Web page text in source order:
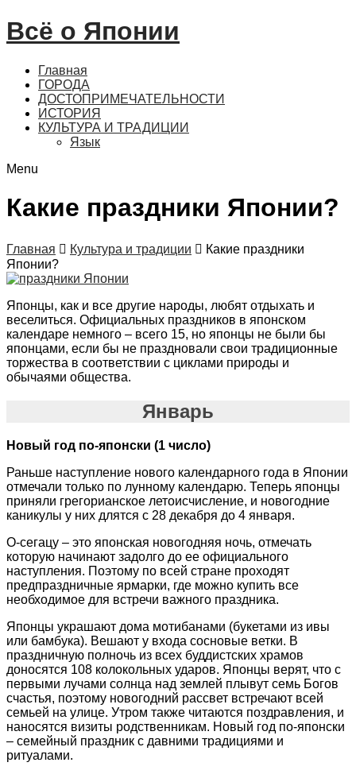
Всё о Японии
Главная
ГОРОДА
ДОСТОПРИМЕЧАТЕЛЬНОСТИ
ИСТОРИЯ
КУЛЬТУРА И ТРАДИЦИИ
Язык
Menu
Какие праздники Японии?
Главная  Культура и традиции  Какие праздники
Японии?
Японцы, как и все другие народы, любят отдыхать и
веселиться. Официальных праздников в японском
календаре немного – всего 15, но японцы не были бы
японцами, если бы не праздновали свои традиционные
торжества в соответствии с циклами природы и
обычаями общества.
Январь
Новый год по-японски (1 число)
Раньше наступление нового календарного года в Японии
отмечали только по лунному календарю. Теперь японцы
приняли грегорианское летоисчисление, и новогодние
каникулы у них длятся с 28 декабря до 4 января.
О-сегацу – это японская новогодняя ночь, отмечать
которую начинают задолго до ее официального
наступления. Поэтому по всей стране проходят
предпраздничные ярмарки, где можно купить все
необходимое для встречи важного праздника.
Японцы украшают дома мотибанами (букетами из ивы
или бамбука). Вешают у входа сосновые ветки. В
праздничную полночь из всех буддистских храмов
доносятся 108 колокольных ударов. Японцы верят, что с
первыми лучами солнца над землей плывут семь Богов
счастья, поэтому новогодний рассвет встречают всей
семьей на улице. Утром также читаются поздравления, и
наносятся визиты родственникам. Новый год по-японски
– семейный праздник с давними традициями и
ритуалами.